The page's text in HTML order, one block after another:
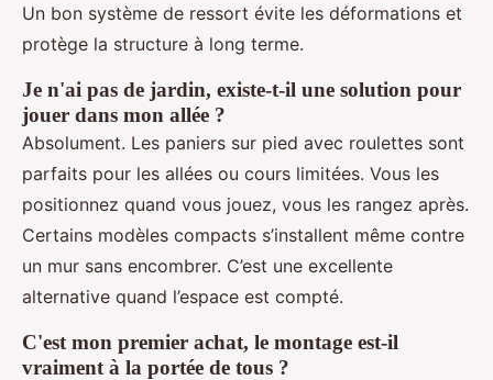
Un bon système de ressort évite les déformations et
protège la structure à long terme.
Je n'ai pas de jardin, existe-t-il une solution pour
jouer dans mon allée ?
Absolument. Les paniers sur pied avec roulettes sont
parfaits pour les allées ou cours limitées. Vous les
positionnez quand vous jouez, vous les rangez après.
Certains modèles compacts s’installent même contre
un mur sans encombrer. C’est une excellente
alternative quand l’espace est compté.
C'est mon premier achat, le montage est-il
vraiment à la portée de tous ?